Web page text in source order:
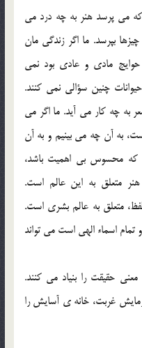
می پرسد هنر به چه درد می
بپرسد. ما اگر زندگی مان
مادی و عادی بود نمی
چنین سؤالی نمی کنند.
به چه کار می آید. ما اگر می
به آن چه می بینیم و به آن
محسوس بی اهمیت باشد،
متعلق به این عالم است.
متعلق به عالم بشری است.
اسماء الهی است می تواند
حقیقت را بنیاد می کنند.
غربت، خانه ی آسایش را